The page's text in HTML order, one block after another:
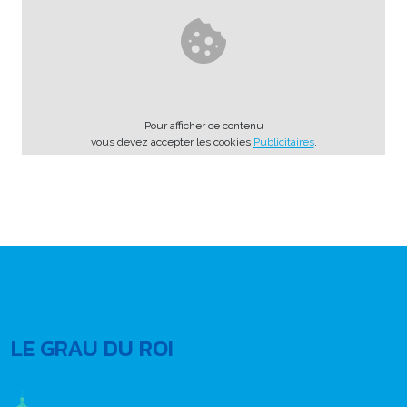
Pour afficher ce contenu
vous devez accepter les cookies Publicitaires.
LE GRAU DU ROI